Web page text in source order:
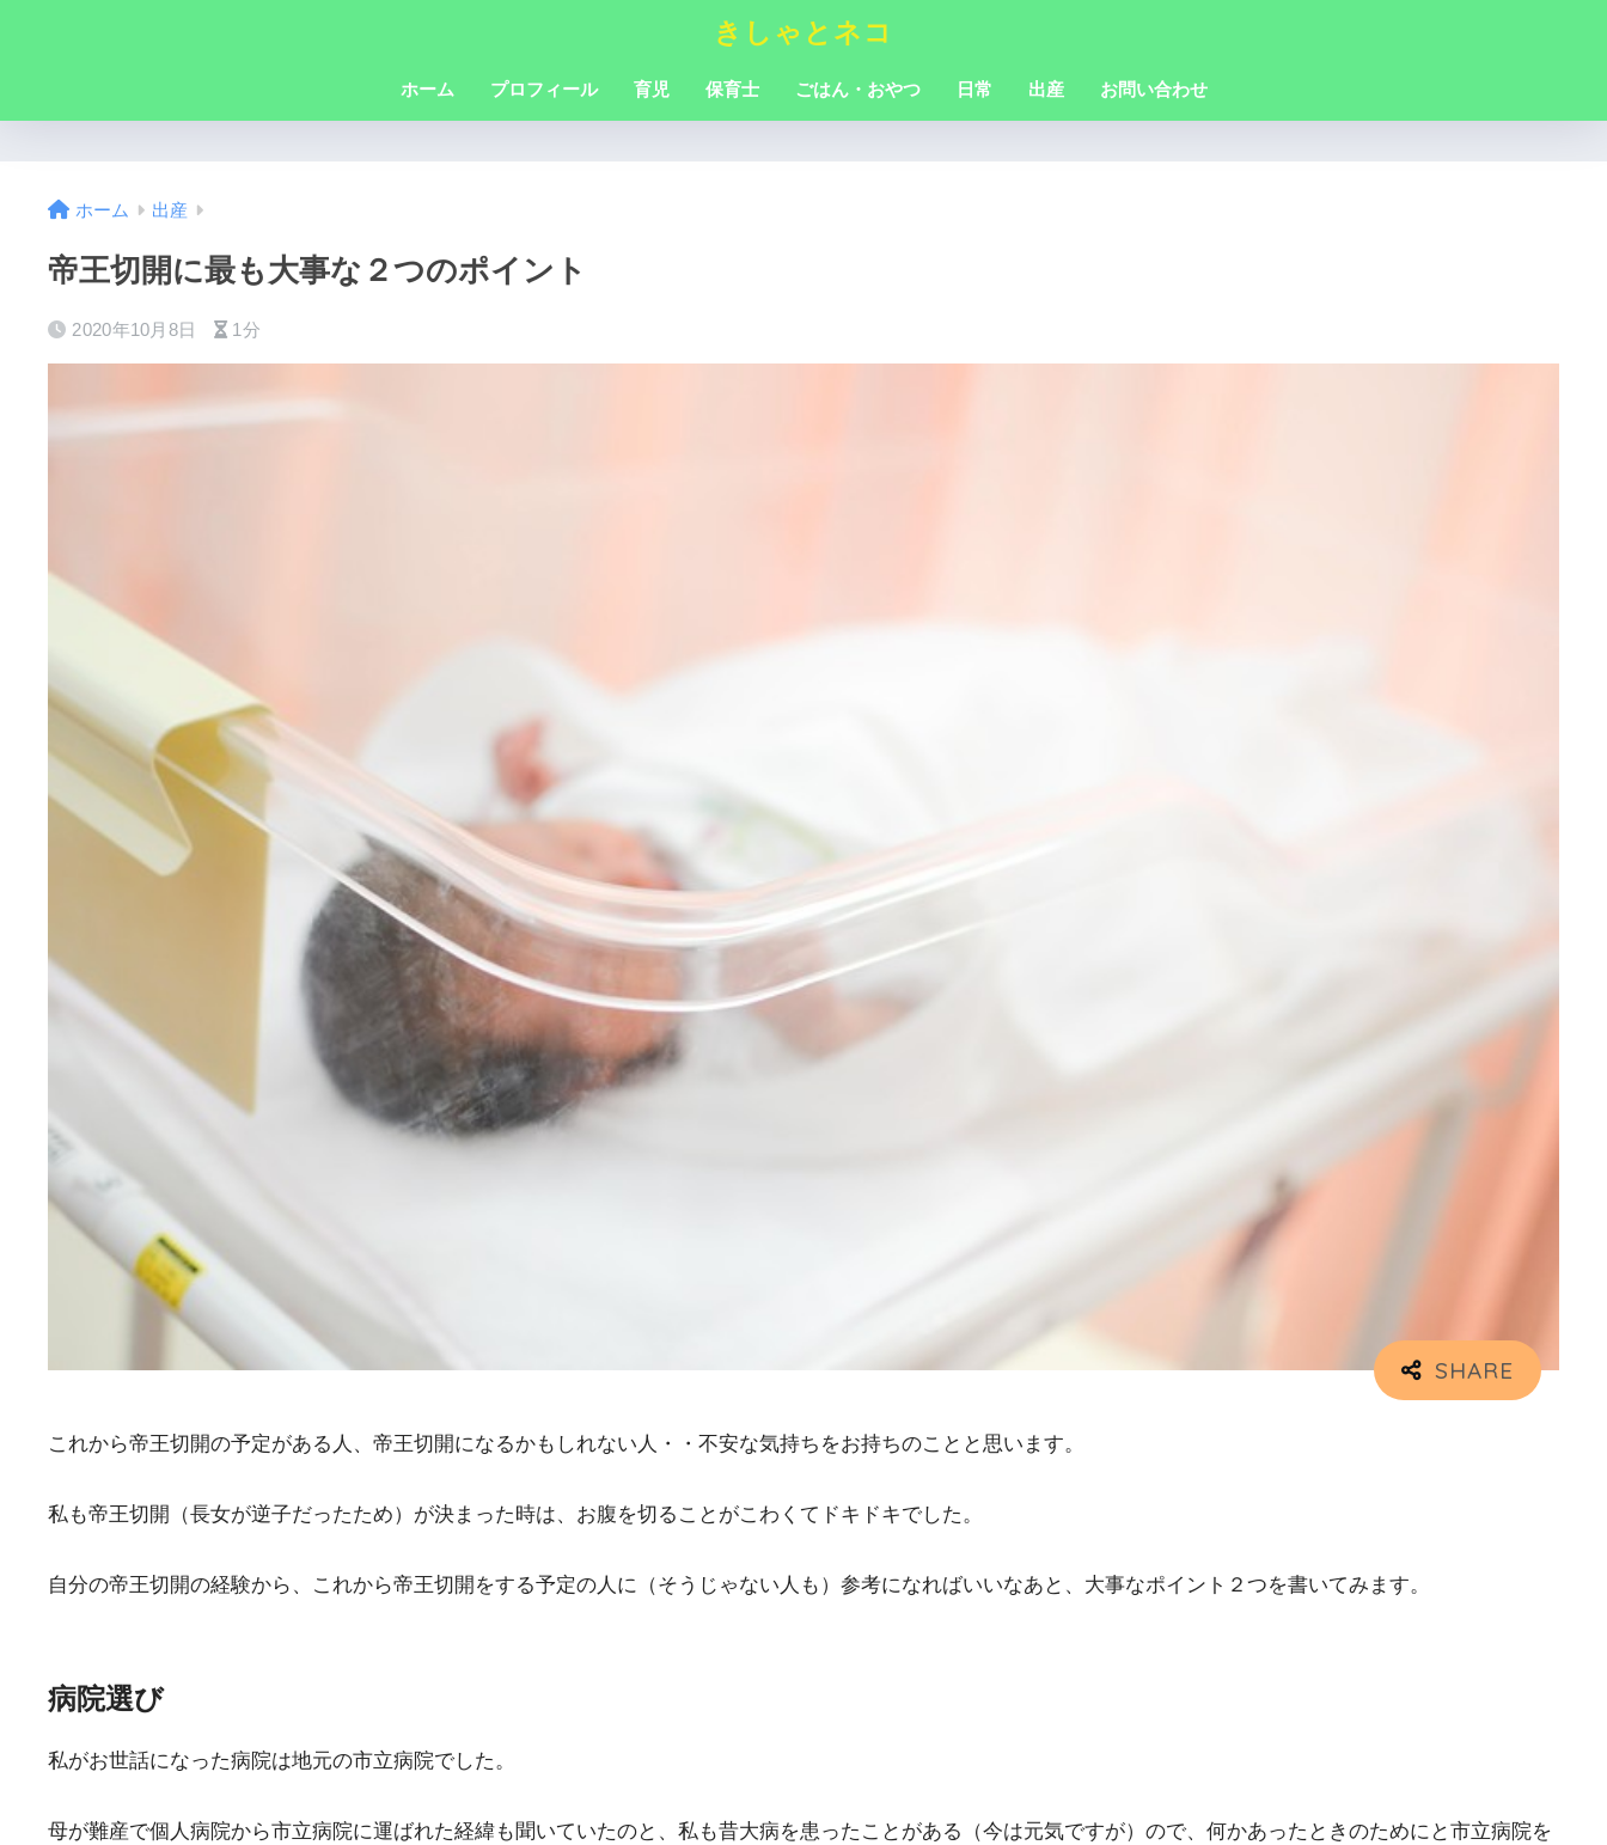
きしゃとネコ
ホーム プロフィール 育児 保育士 ごはん・おやつ 日常 出産 お問い合わせ
ホーム 出産
帝王切開に最も大事な２つのポイント
2020年10月8日 1分
これから帝王切開の予定がある人、帝王切開になるかもしれない人・・不安な気持ちをお持ちのことと思います。
私も帝王切開（長女が逆子だったため）が決まった時は、お腹を切ることがこわくてドキドキでした。
自分の帝王切開の経験から、これから帝王切開をする予定の人に（そうじゃない人も）参考になればいいなあと、大事なポイント２つを書いてみます。
病院選び
私がお世話になった病院は地元の市立病院でした。
母が難産で個人病院から市立病院に運ばれた経緯も聞いていたのと、私も昔大病を患ったことがある（今は元気ですが）ので、何かあったときのためにと市立病院を